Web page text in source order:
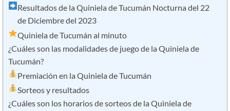
Resultados de la Quiniela de Tucumán Nocturna del 22
de Diciembre del 2023
Quiniela de Tucumán al minuto
¿Cuáles son las modalidades de juego de la Quiniela de
Tucumán?
Premiación en la Quiniela de Tucumán
Sorteos y resultados
¿Cuáles son los horarios de sorteos de la Quiniela de